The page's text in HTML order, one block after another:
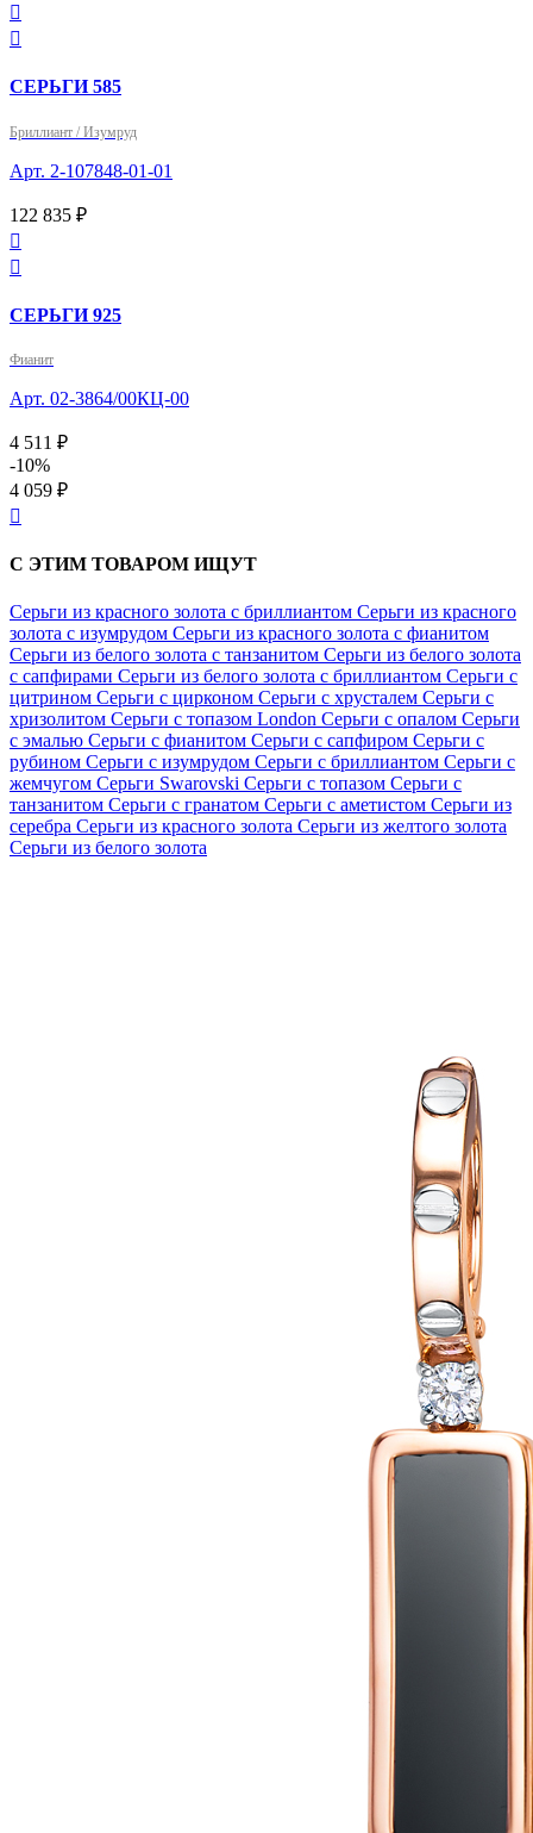


СЕРЬГИ 585
Бриллиант / Изумруд
Арт. 2-107848-01-01
122 835 ₽


СЕРЬГИ 925
Фианит
Арт. 02-3864/00КЦ-00
4 511 ₽
-10%
4 059 ₽

С ЭТИМ ТОВАРОМ ИЩУТ
Серьги из красного золота с бриллиантом Серьги из красного
золота с изумрудом Серьги из красного золота с фианитом
Серьги из белого золота с танзанитом Серьги из белого золота
с сапфирами Серьги из белого золота с бриллиантом Серьги с
цитрином Серьги с цирконом Серьги с хрусталем Серьги с
хризолитом Серьги с топазом London Серьги с опалом Серьги
с эмалью Серьги с фианитом Серьги с сапфиром Серьги с
рубином Серьги с изумрудом Серьги с бриллиантом Серьги с
жемчугом Серьги Swarovski Серьги с топазом Серьги с
танзанитом Серьги с гранатом Серьги с аметистом Серьги из
серебра Серьги из красного золота Серьги из желтого золота
Серьги из белого золота